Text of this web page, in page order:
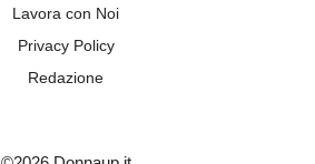
Lavora con Noi
Privacy Policy
Redazione